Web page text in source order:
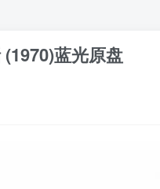
蓝光原盘